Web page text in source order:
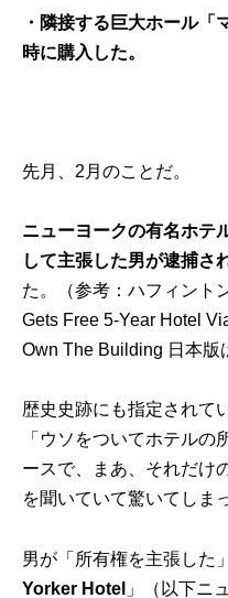
・隣接する巨大ホール「
時に購入した。
先月、2月のことだ。
ニューヨークの有名ホテ
して主張した男が逮捕さ
た。（参考：ハフィント
Gets Free 5-Year Hotel
Own The Building 日本版
歴史史跡にも指定されて
「ウソをついてホテルの
ースで、まあ、それだけ
を聞いていて驚いてしま
男が「所有権を主張した
Yorker Hotel 」（以下ニ